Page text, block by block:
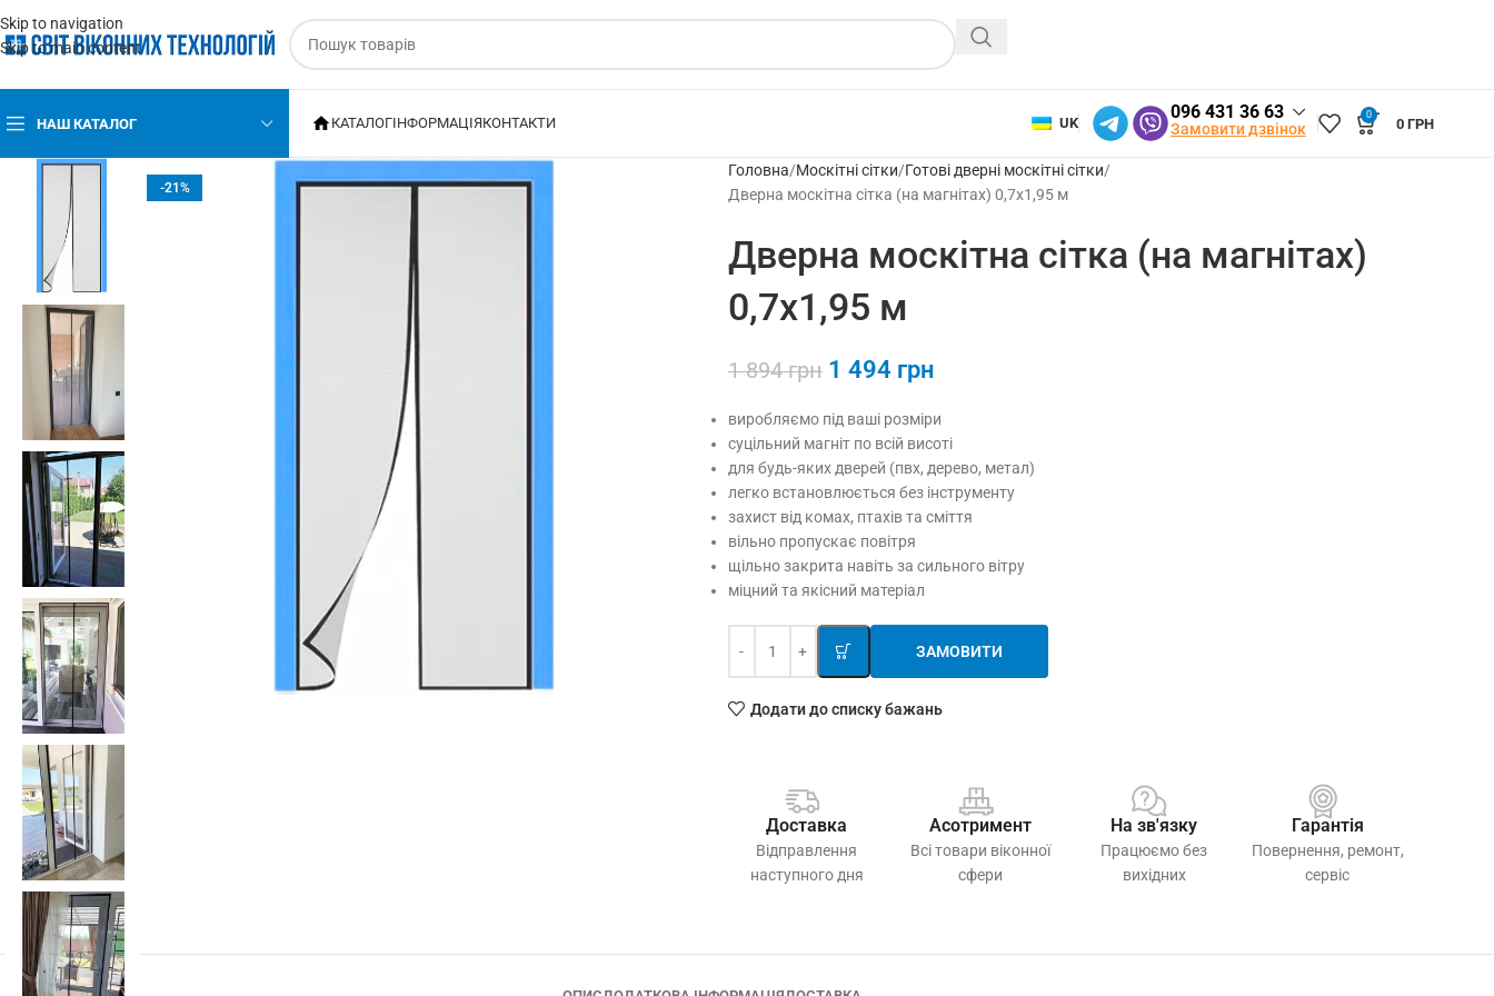
Skip to navigation
Skip to main content
НАШ КАТАЛОГ КАТАЛОГІНФОРМАЦІЯКОНТАКТИ UK
096 431 36 63
Замовити дзвінок
0
0 ГРН
-21%
Головна Москітні сітки Готові дверні москітні сітки
Дверна москітна сітка (на магнітах) 0,7х1,95 м
Дверна москітна сітка (на магнітах)
0,7х1,95 м
1 894грн 1 494 грн
виробляємо під ваші розміри
суцільний магніт по всій висоті
для будь-яких дверей (пвх, дерево, метал)
легко встановлюється без інструменту
захист від комах, птахів та сміття
вільно пропускає повітря
щільно закрита навіть за сильного вітру
міцний та якісний матеріал
ЗАМОВИТИ
Додати до списку бажань
Доставка
Відправлення
наступного дня
Асотримент
Всі товари віконної
сфери
На зв'язку
Працюємо без
вихідних
Гарантія
Повернення, ремонт,
сервіс